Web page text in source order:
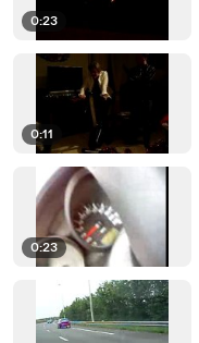
0:23
0:11
0:23